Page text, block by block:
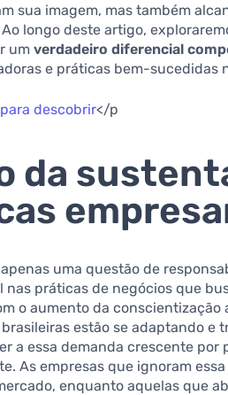
sua imagem, mas também
longo deste artigo,
um verdadeiro diferencial
e práticas bem-sucedidas
descobrir</p
da
uma questão de
práticas de negócios que
o aumento da conscientização
estão se adaptando e
a essa demanda crescente por
As empresas que ignoram
enquanto aquelas que